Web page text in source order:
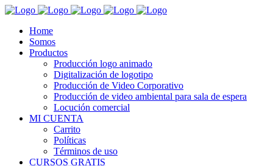
Home
Somos
Productos
Producción logo animado
Digitalización de logotipo
Producción de Video Corporativo
Producción de video ambiental para sala de espera
Locución comercial
MI CUENTA
Carrito
Políticas
Términos de uso
CURSOS GRATIS